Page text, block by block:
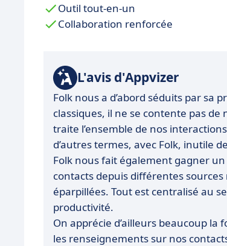
Outil tout-en-un
Collaboration renforcée
L'avis d'Appvizer
Folk nous a d’abord séduits par
classiques, il ne se contente pas
traite l’ensemble de nos
d’autres termes, avec Folk, inutile
Folk nous fait également gagner
contacts depuis différentes
éparpillées. Tout est centralisé au
productivité.
On apprécie d’ailleurs beaucoup
les renseignements sur nos